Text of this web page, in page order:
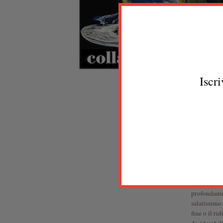
All’alba
destinata
delle
Lo Stato
La buona
La
fine o il